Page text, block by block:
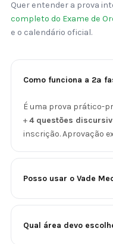
Quer entender a prova
completo do Exame de
e o calendário oficial.
Como funciona a 2ª
É uma prova prático-
+4 questões
inscrição. Aprovação
Posso usar o Vade
Qual área devo